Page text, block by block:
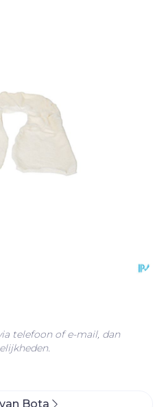
telefoon of e-mail, dan
Bota